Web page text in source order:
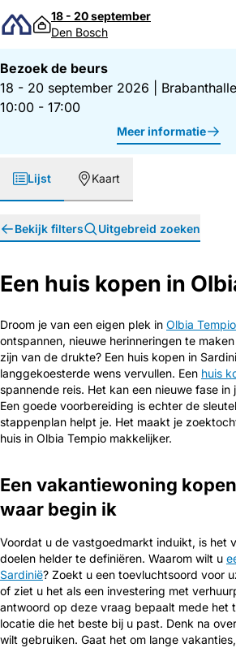
Direct naar inhoud
18 - 20 september
Den Bosch
Bezoek de beurs
18 - 20 september 2026
10:00 - 17:00
Meer informatie
Lijst Kaart
Bekijk filters Uitgebreid zoeken
Een huis kopen in
Droom je van een eigen plek in Olbia Tempio
ontspannen, nieuwe herinneringen te
zijn van de drukte? Een huis kopen in
langgekoesterde wens vervullen. Een huis
spannende reis. Het kan een nieuwe fase in
Een goede voorbereiding is echter de
stappenplan helpt je. Het maakt je
huis in Olbia Tempio makkelijker.
Een vakantiewoning
waar begin ik
Voordat u de vastgoedmarkt induikt, is het
doelen helder te definiëren. Waarom wilt u
Sardinië? Zoekt u een toevluchtsoord voor
of ziet u het als een investering met
antwoord op deze vraag bepaalt mede het
locatie die het beste bij u past. Denk na
wilt gebruiken. Gaat het om lange